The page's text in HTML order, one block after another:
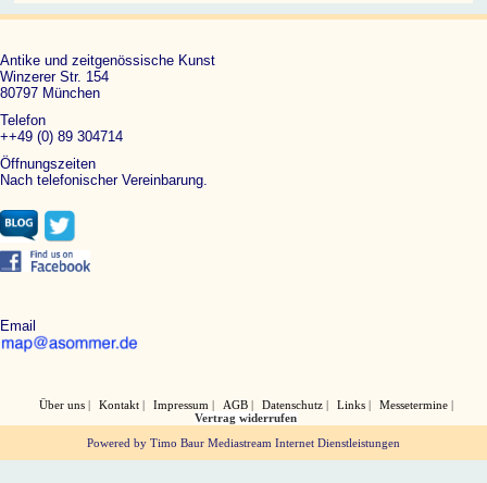
Antike und zeitgenössische Kunst
Winzerer Str. 154
80797 München
Telefon
++49 (0) 89 304714
Öffnungszeiten
Nach telefonischer Vereinbarung.
Email
Über uns Kontakt Impressum AGB Datenschutz Links
Messetermine
Vertrag widerrufen
Powered by Timo Baur Mediastream Internet Dienstleistungen